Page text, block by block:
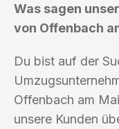
Was sagen
von Offenbach
Du bist auf der
Offenbach am
unsere Kunden